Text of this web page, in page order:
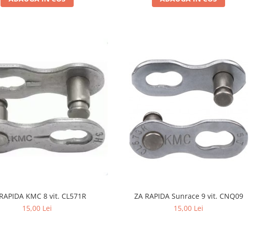
KMC 8 vit. CL571R
15,00 Lei
ZA RAPIDA Sunrace 9 vit. CNQ09
15,00 Lei